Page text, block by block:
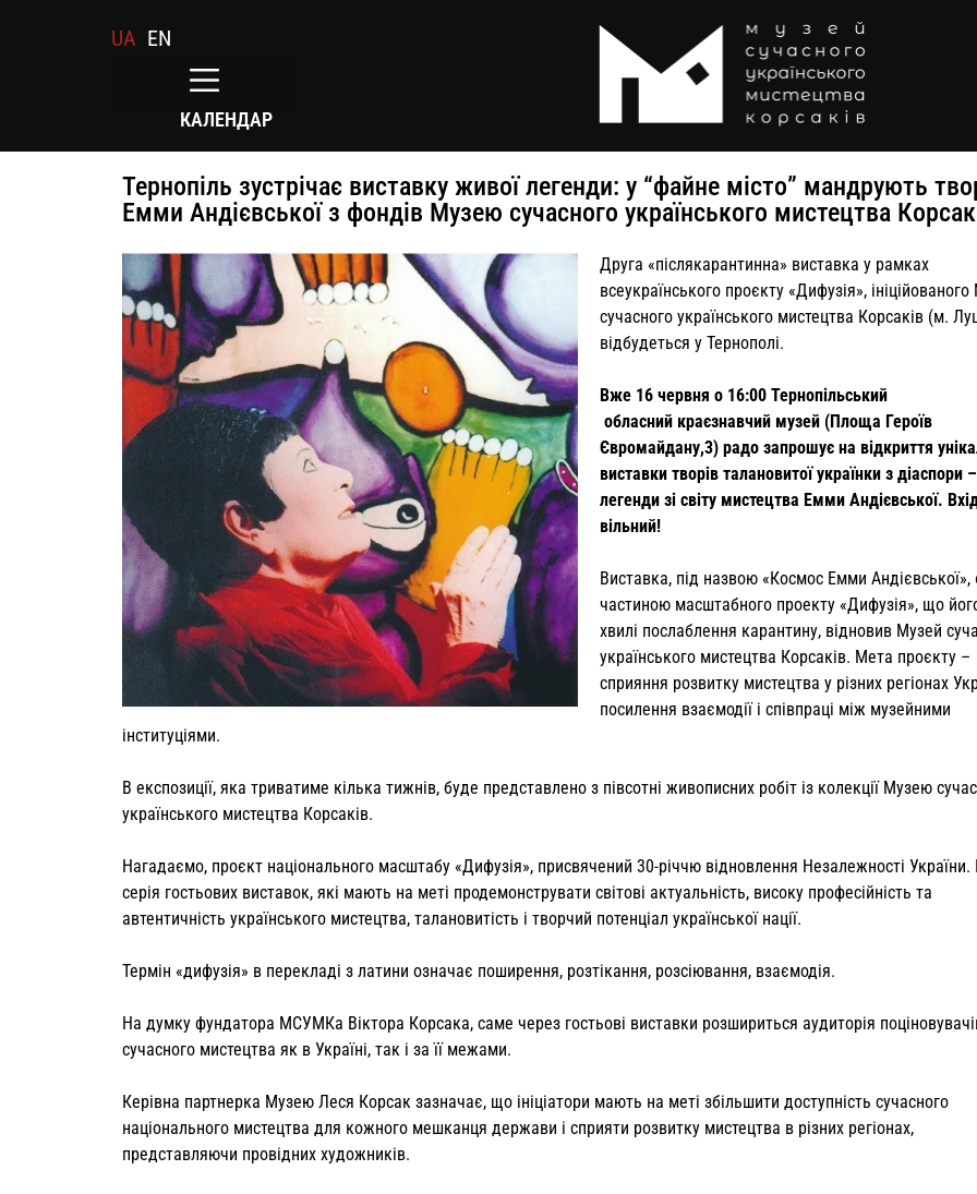
UA EN
КАЛЕНДАР
Тернопіль зустрічає виставку живої легенди: у “файне місто” мандрують
Емми Андієвської з фондів Музею сучасного українського мистецтва
Друга «післякарантинна» виставка у рамках
всеукраїнського проєкту «Дифузія»,
сучасного українського мистецтва Корсаків (м.
відбудеться у Тернополі.
Вже 16 червня о 16:00 Тернопільський
обласний краєзнавчий музей (Площа Героїв
Євромайдану,3) радо запрошує на відкриття
виставки творів талановитої українки з діаспори
легенди зі світу мистецтва Емми Андієвської.
вільний!
Виставка, під назвою «Космос Емми Андієвської»,
частиною масштабного проекту «Дифузія», що
хвилі послаблення карантину, відновив Музей
українського мистецтва Корсаків. Мета проєкту –
сприяння розвитку мистецтва у різних регіонах
посилення взаємодії і співпраці між музейними
інституціями.
В експозиції, яка триватиме кілька тижнів, буде представлено з півсотні живописних робіт із колекції Музею
українського мистецтва Корсаків.
Нагадаємо, проєкт національного масштабу «Дифузія», присвячений 30-річчю відновлення Незалежності України.
серія гостьових виставок, які мають на меті продемонструвати світові актуальність, високу професійність та
автентичність українського мистецтва, талановитість і творчий потенціал української нації.
Термін «дифузія» в перекладі з латини означає поширення, розтікання, розсіювання, взаємодія.
На думку фундатора МСУМКа Віктора Корсака, саме через гостьові виставки розшириться аудиторія
сучасного мистецтва як в Україні, так і за її межами.
Керівна партнерка Музею Леся Корсак зазначає, що ініціатори мають на меті збільшити доступність сучасного
національного мистецтва для кожного мешканця держави і сприяти розвитку мистецтва в різних регіонах,
представляючи провідних художників.